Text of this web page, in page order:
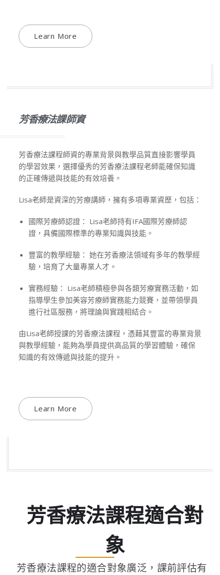
Learn More
芳香療法課師資
芳香療法課程師資的專業背景與教學品質直接影響學員
的學習效果，選擇優秀的芳香療法課程老師能確保知識
的正確傳遞與技能的有效培養。
Lisa老師是資深的芳療講師，擁有多項專業資歷，包括：
國際芳療師認證： Lisa老師持有IFA國際芳療師認
證，具備國際標準的專業知識與技能。
豐富的教學經驗： 她在芳香療法領域有多年的教學經
驗，培育了大量專業人才。
實務經驗： Lisa老師積極參與各類芳療實務活動，如
指導學生參加美容芳療師實務能力競賽，並帶領學員
進行社區服務，將理論與實踐相結合。
由Lisa老師授課的芳香療法課程，憑藉其豐富的專業背景
與教學經驗，能夠為學員提供高品質的學習體驗，確保
知識的有效傳遞與技能的提升。
Learn More
芳香療法課程適合對
象
芳香療法課程的適合對象廣泛，課前評估有